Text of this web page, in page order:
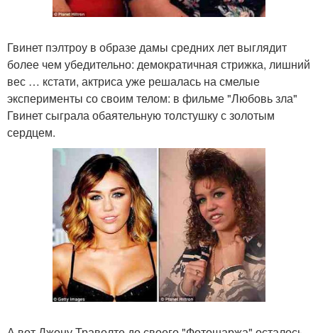
Гвинет пэлтроу в образе дамы средних лет выглядит
более чем убедительно: демократичная стрижка, лишний
вес … кстати, актриса уже решалась на смелые
эксперименты со своим телом: в фильме "Любовь зла"
Гвинет сыграла обаятельную толстушку с золотым
сердцем.